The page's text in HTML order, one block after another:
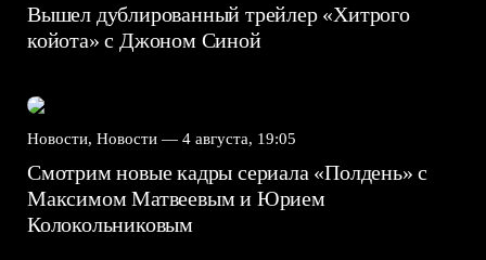
Вышел дублированный трейлер «Хитрого
койота» с Джоном Синой
Новости, Новости — 4 августа, 19:05
Смотрим новые кадры сериала «Полдень» с
Максимом Матвеевым и Юрием
Колокольниковым